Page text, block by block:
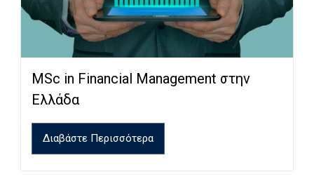
MSc in Financial Management στην
Ελλάδα
Διαβάστε Περισσότερα